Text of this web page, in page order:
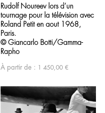
Rudolf Noureev lors d’un
tournage pour la télévision avec
Roland Petit en aout 1968,
Paris.
© Giancarlo Botti/Gamma-
Rapho
À partir de : 1 450,00 €